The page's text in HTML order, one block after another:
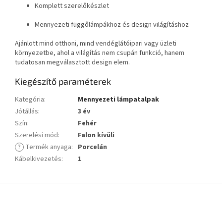
Komplett szerelőkészlet
Mennyezeti függőlámpákhoz és design világításhoz
Ajánlott mind otthoni, mind vendéglátóipari vagy üzleti
környezetbe, ahol a világítás nem csupán funkció, hanem
tudatosan megválasztott design elem.
Kiegészítő paraméterek
Kategória:
Mennyezeti lámpatalpak
Jótállás:
3 év
Szín:
Fehér
Szerelési mód:
Falon kívüli
? Termék anyaga: Porcelán
Kábelkivezetés: 1